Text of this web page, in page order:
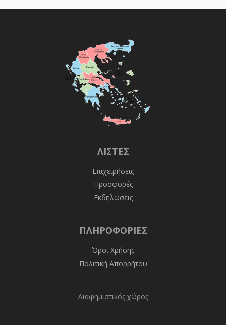
ΛΊΣΤΕΣ
Επιχειρήσεις
Προσφορές
Εκδηλώσεις
ΠΛΗΡΟΦΟΡΊΕΣ
Όροι Χρήσης
Πολιτική Απορρήτου
Διαφημιστικός χώρος